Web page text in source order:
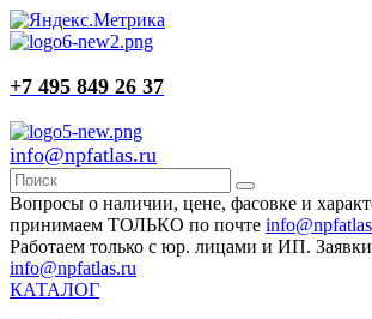
+7 495 849 26 37
info@npfatlas.ru
Вопросы о наличии, цене, фасовке и
принимаем ТОЛЬКО по почте
Работаем только с юр. лицами и ИП.
info@npfatlas.ru
КАТАЛОГ